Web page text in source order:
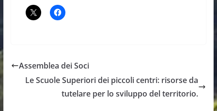
Assemblea dei Soci
Le Scuole Superiori dei piccoli centri: risorse da
tutelare per lo sviluppo del territorio.